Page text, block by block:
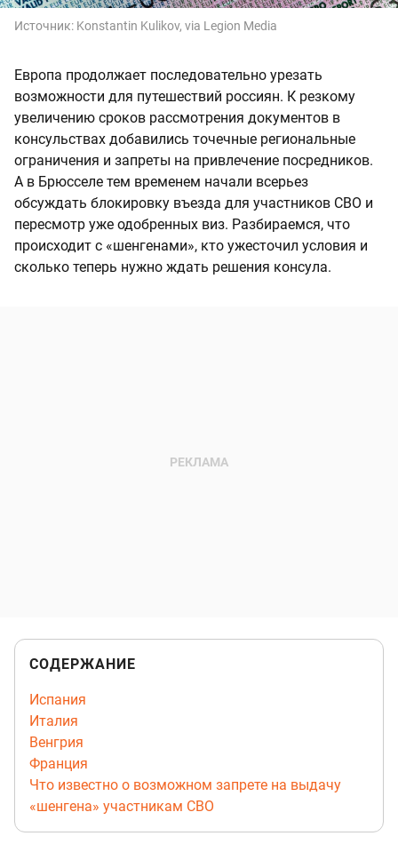
Источник: Konstantin Kulikov, via Legion Media
Европа продолжает последовательно урезать
возможности для путешествий россиян. К резкому
увеличению сроков рассмотрения документов в
консульствах добавились точечные региональные
ограничения и запреты на привлечение посредников.
А в Брюсселе тем временем начали всерьез
обсуждать блокировку въезда для участников СВО и
пересмотр уже одобренных виз. Разбираемся, что
происходит с «шенгенами», кто ужесточил условия и
сколько теперь нужно ждать решения консула.
СОДЕРЖАНИЕ
Испания
Италия
Венгрия
Франция
Что известно о возможном запрете на выдачу
«шенгена» участникам СВО